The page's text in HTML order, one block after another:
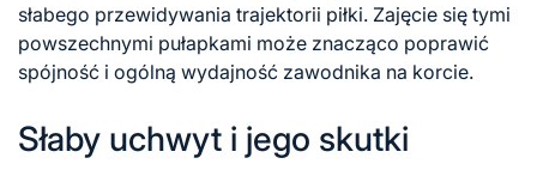
słabego przewidywania trajektorii piłki. Zajęcie się tymi
powszechnymi pułapkami może znacząco poprawić
spójność i ogólną wydajność zawodnika na korcie.
Słaby uchwyt i jego skutki